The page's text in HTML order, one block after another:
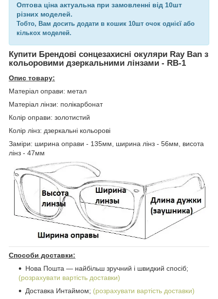
Оптова ціна актуальна при замовленні від 10шт
різних моделей.
Тобто, Вам досить додати в кошик 10шт очок однієї або
кількох моделей.
Купити Брендові сонцезахисні окуляри Ray Ban з
кольоровими дзеркальними лінзами - RB-1
Опис товару:
Матеріал оправи: метал
Матеріал лінзи: полікарбонат
Колір оправи: золотистий
Колір лінз: дзеркальні кольорові
Заміри: ширина оправи - 135мм, ширина лінз - 56мм, висота
лінз - 47мм
Способи доставки:
Нова Пошта ― найбільш зручний і швидкий спосіб;
(розрахувати вартість доставки)
Доставка Интаймом; (розрахувати вартість доставки)